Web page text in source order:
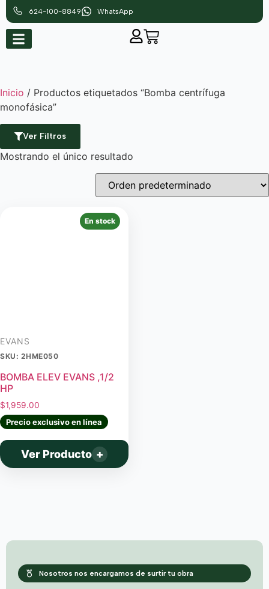
624-100-8849 WhatsApp
Inicio / Productos etiquetados “Bomba centrífuga
monofásica”
Ver Filtros
Mostrando el único resultado
En stock
EVANS
SKU: 2HME050
BOMBA ELEV EVANS ,1/2
HP
$1,959.00
Precio exclusivo en línea
Ver Producto +
Nosotros nos encargamos de surtir tu obra